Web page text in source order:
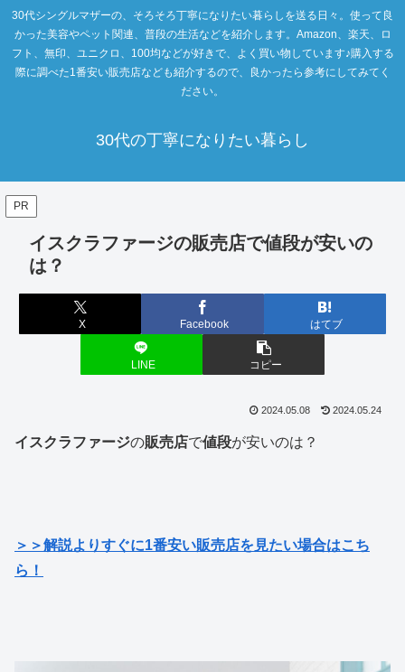
30代シングルマザーの、そろそろ丁寧になりたい暮らしを送る日々。使って良
かった美容やペット関連、普段の生活などを紹介します。Amazon、楽天、ロ
フト、無印、ユニクロ、100均などが好きで、よく買い物しています♪購入する
際に調べた1番安い販売店なども紹介するので、良かったら参考にしてみてく
ださい。
30代の丁寧になりたい暮らし
PR
イスクラファージの販売店で値段が安いの
は？
X Facebook はてブ
LINE コピー
2024.05.08 2024.05.24
イスクラファージの販売店で値段が安いのは？
＞＞解説よりすぐに1番安い販売店を見たい場合はこち
ら！